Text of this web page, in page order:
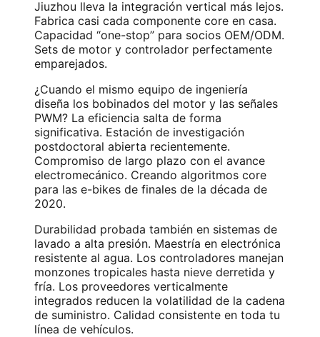
Jiuzhou lleva la integración vertical más lejos.
Fabrica casi cada componente core en casa.
Capacidad “one-stop” para socios OEM/ODM.
Sets de motor y controlador perfectamente
emparejados.
¿Cuando el mismo equipo de ingeniería
diseña los bobinados del motor y las señales
PWM? La eficiencia salta de forma
significativa. Estación de investigación
postdoctoral abierta recientemente.
Compromiso de largo plazo con el avance
electromecánico. Creando algoritmos core
para las e-bikes de finales de la década de
2020.
Durabilidad probada también en sistemas de
lavado a alta presión. Maestría en electrónica
resistente al agua. Los controladores manejan
monzones tropicales hasta nieve derretida y
fría. Los proveedores verticalmente
integrados reducen la volatilidad de la cadena
de suministro. Calidad consistente en toda tu
línea de vehículos.